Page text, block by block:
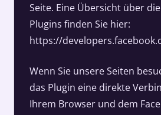
Seite. Eine Übersicht über
Plugins finden Sie hier:
https://
Wenn Sie unsere Seiten
das Plugin eine direkte
Ihrem Browser und dem